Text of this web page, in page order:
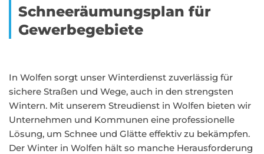
Schneeräumungsplan für
Gewerbegebiete
In Wolfen sorgt unser Winterdienst zuverlässig für
sichere Straßen und Wege, auch in den strengsten
Wintern. Mit unserem Streudienst in Wolfen bieten wir
Unternehmen und Kommunen eine professionelle
Lösung, um Schnee und Glätte effektiv zu bekämpfen.
Der Winter in Wolfen hält so manche Herausforderung